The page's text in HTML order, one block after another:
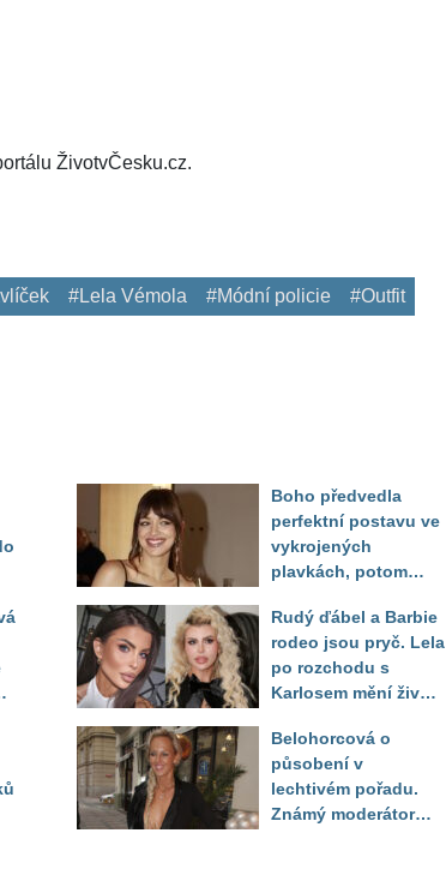
ŽivotvČesku.cz.
#Lela Vémola #Módní policie
#Outfit
Boho předvedla
perfektní postavu ve
vykrojených
plavkách, potom
těla
Rudý ďábel a Barbie
rodeo jsou pryč. Lela
po rozchodu s
Karlosem mění život i
Sandeva
Belohorcová o
působení v
lechtivém pořadu.
Známý moderátor